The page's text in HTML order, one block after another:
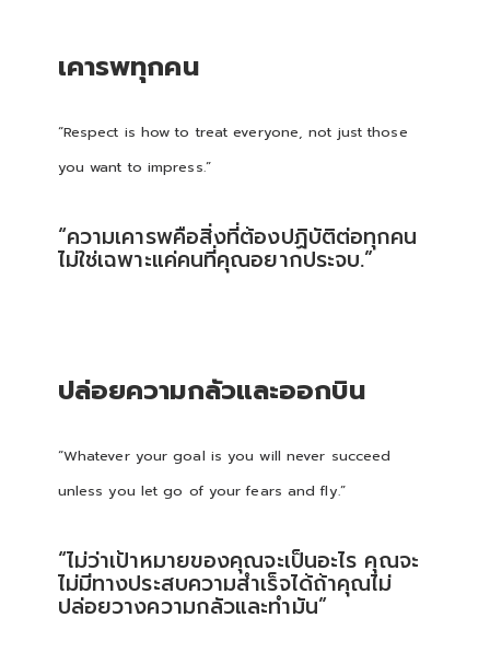
เคารพทุกคน
“Respect is how to treat everyone, not just those
you want to impress.”
“ความเคารพคือสิ่งที่ต้องปฏิบัติต่อทุกคน
ไม่ใช่เฉพาะแค่คนที่คุณอยากประจบ.”
ปล่อยความกลัวและออกบิน
“Whatever your goal is you will never succeed
unless you let go of your fears and fly.”
“ไม่ว่าเป้าหมายของคุณจะเป็นอะไร คุณจะ
ไม่มีทางประสบความสำเร็จได้ถ้าคุณไม่
ปล่อยวางความกลัวและทำมัน”